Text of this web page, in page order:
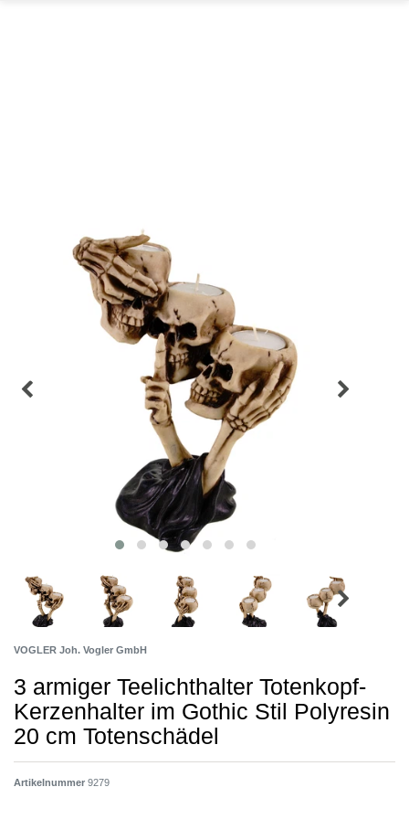
VOGLER Joh. Vogler GmbH
3 armiger Teelichthalter Totenkopf-
Kerzenhalter im Gothic Stil Polyresin
20 cm Totenschädel
Artikelnummer 9279